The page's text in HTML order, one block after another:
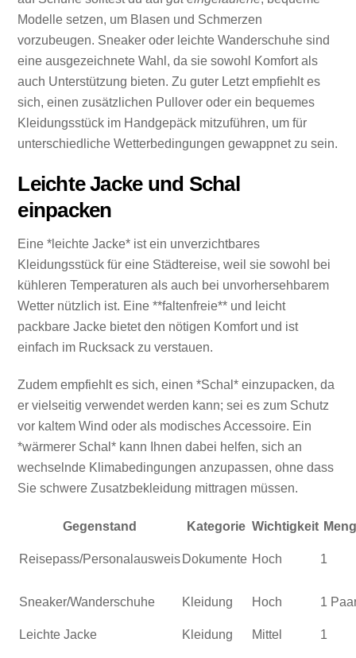
Modelle setzen, um Blasen und Schmerzen
vorzubeugen. Sneaker oder leichte Wanderschuhe sind
eine ausgezeichnete Wahl, da sie sowohl Komfort als
auch Unterstützung bieten. Zu guter Letzt empfiehlt es
sich, einen zusätzlichen Pullover oder ein bequemes
Kleidungsstück im Handgepäck mitzuführen, um für
unterschiedliche Wetterbedingungen gewappnet zu sein.
Leichte Jacke und Schal
einpacken
Eine *leichte Jacke* ist ein unverzichtbares
Kleidungsstück für eine Städtereise, weil sie sowohl bei
kühleren Temperaturen als auch bei unvorhersehbarem
Wetter nützlich ist. Eine **faltenfreie** und leicht
packbare Jacke bietet den nötigen Komfort und ist
einfach im Rucksack zu verstauen.
Zudem empfiehlt es sich, einen *Schal* einzupacken, da
er vielseitig verwendet werden kann; sei es zum Schutz
vor kaltem Wind oder als modisches Accessoire. Ein
*wärmerer Schal* kann Ihnen dabei helfen, sich an
wechselnde Klimabedingungen anzupassen, ohne dass
Sie schwere Zusatzbekleidung mittragen müssen.
Gegenstand Kategorie Wichtigkeit
Reisepass/Personalausweis Dokumente Hoch 1
Sneaker/Wanderschuhe Kleidung Hoch 1
Leichte Jacke Kleidung Mittel 1